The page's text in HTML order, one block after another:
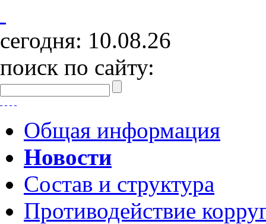
сегодня: 10.08.26
поиск по сайту:
Общая информация
Новости
Состав и структура
Противодействие